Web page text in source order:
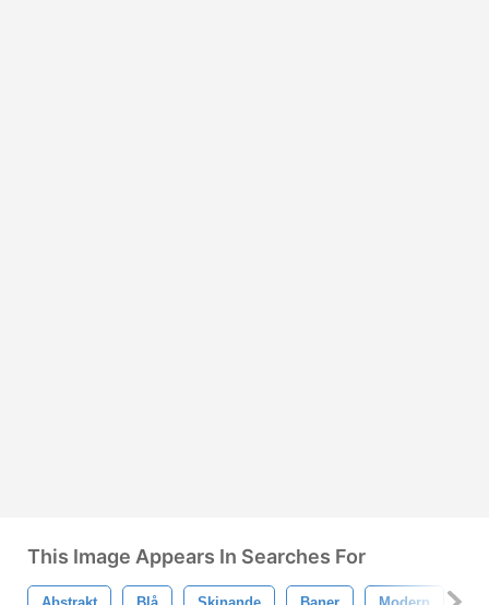
This Image Appears In Searches For